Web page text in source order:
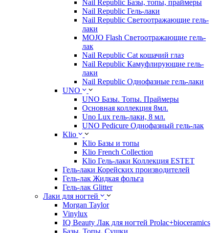
Nail Republic Базы, топы, праймеры
Nail Republic Гель-лаки
Nail Republic Светоотражающие гель-
лаки
MOJO Flash Светоотражающие гель-
лак
Nail Republic Cat кошачий глаз
Nail Republic Камуфлирующие гель-
лаки
Nail Republic Однофазные гель-лаки
UNO
UNO Базы. Топы. Праймеры
Основная коллекция 8мл.
Uno Lux гель-лаки, 8 мл.
UNO Pedicure Однофазный гель-лак
Klio
Klio Базы и топы
Klio French Collection
Klio Гель-лаки Коллекция ESTET
Гель-лаки Корейских производителей
Гель-лак Жидкая фольга
Гель-лак Glitter
Лаки для ногтей
Morgan Taylor
Vinylux
IQ Beauty Лак для ногтей Prolac+bioceramics
Базы. Топы. Сушки